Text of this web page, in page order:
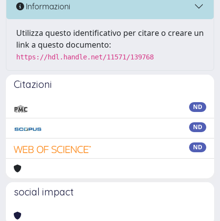
Informazioni
Utilizza questo identificativo per citare o creare un
link a questo documento:
https://hdl.handle.net/11571/139768
Citazioni
ND
ND
ND
social impact